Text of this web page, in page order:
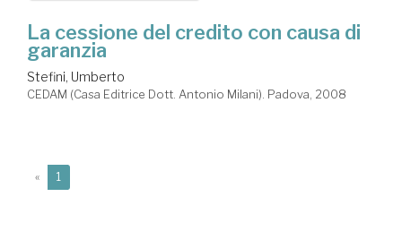
La cessione del credito con causa di
garanzia
Stefini, Umberto
CEDAM (Casa Editrice Dott. Antonio Milani). Padova, 2008
« 1